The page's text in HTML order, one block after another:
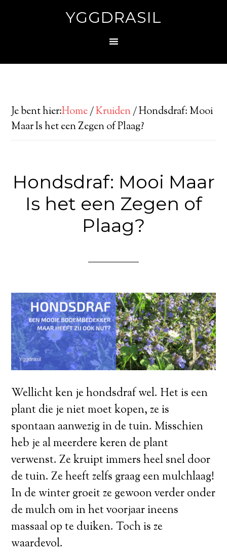
YGGDRASIL
Je bent hier:Home/Kruiden/Hondsdraf: Mooi
Maar Is het een Zegen of Plaag?
Hondsdraf: Mooi Maar
Is het een Zegen of
Plaag?
Wellicht ken je hondsdraf wel. Het is een
plant die je niet moet kopen, ze is
spontaan aanwezig in de tuin. Misschien
heb je al meerdere keren de plant
verwenst. Ze kruipt immers heel snel door
de tuin. Ze heeft zelfs graag een mulchlaag!
In de winter groeit ze gewoon verder onder
de mulch om in het voorjaar ineens
massaal op te duiken. Toch is ze
waardevol.